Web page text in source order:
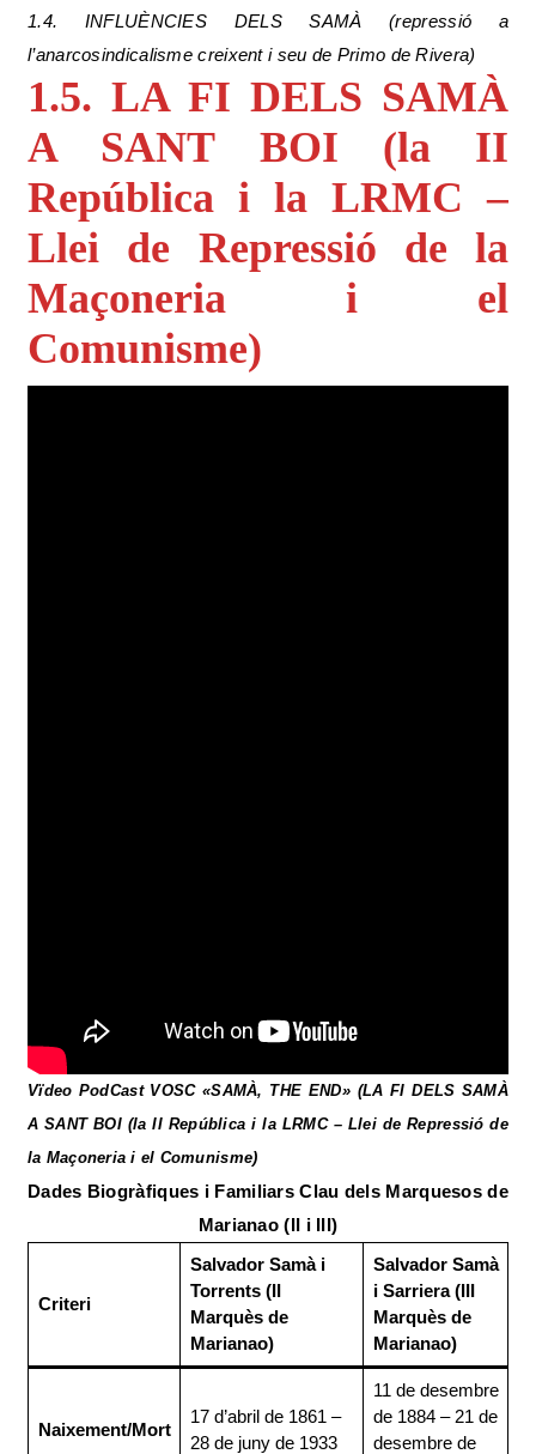
1.4. INFLUÈNCIES DELS SAMÀ (repressió a
l’anarcosindicalisme creixent i seu de Primo de Rivera)
1.5. LA FI DELS SAMÀ
A SANT BOI (la II
República i la LRMC –
Llei de Repressió de la
Maçoneria i el
Comunisme)
Vïdeo PodCast VOSC «SAMÀ, THE END» (LA FI DELS SAMÀ
A SANT BOI (la II República i la LRMC – Llei de Repressió de
la Maçoneria i el Comunisme)
Dades Biogràfiques i Familiars Clau dels Marquesos de
Marianao (II i III)
Criteri
Salvador Samà i
Torrents (II
Marquès de
Marianao)
Salvador Samà
i Sarriera (III
Marquès de
Marianao)
Naixement/Mort
17 d’abril de 1861 –
28 de juny de 1933
11 de desembre
de 1884 – 21 de
desembre de